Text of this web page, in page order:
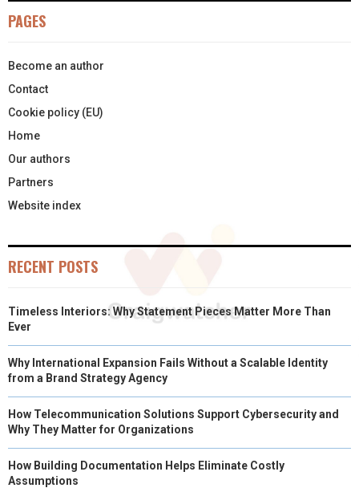
PAGES
Become an author
Contact
Cookie policy (EU)
Home
Our authors
Partners
Website index
RECENT POSTS
Timeless Interiors: Why Statement Pieces Matter More Than
Ever
Why International Expansion Fails Without a Scalable Identity
from a Brand Strategy Agency
How Telecommunication Solutions Support Cybersecurity and
Why They Matter for Organizations
How Building Documentation Helps Eliminate Costly
Assumptions